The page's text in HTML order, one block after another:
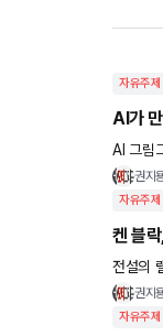
자유주제
AI가
AI 그림
권지
자유주제
켄 블
전설의
권지
자유주제